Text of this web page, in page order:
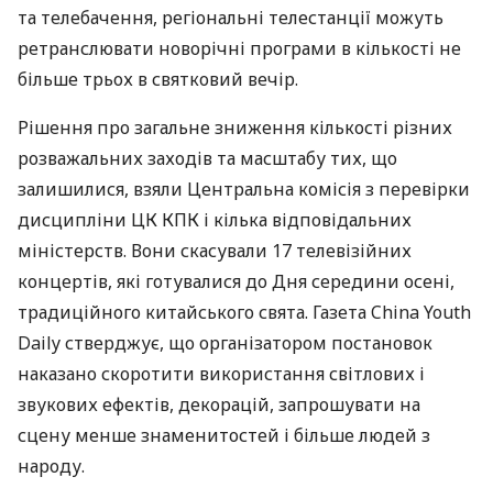
та телебачення, регіональні телестанції можуть
ретранслювати новорічні програми в кількості не
більше трьох в святковий вечір.
Рішення про загальне зниження кількості різних
розважальних заходів та масштабу тих, що
залишилися, взяли Центральна комісія з перевірки
дисципліни ЦК КПК і кілька відповідальних
міністерств. Вони скасували 17 телевізійних
концертів, які готувалися до Дня середини осені,
традиційного китайського свята. Газета China Youth
Daily стверджує, що організатором постановок
наказано скоротити використання світлових і
звукових ефектів, декорацій, запрошувати на
сцену менше знаменитостей і більше людей з
народу.